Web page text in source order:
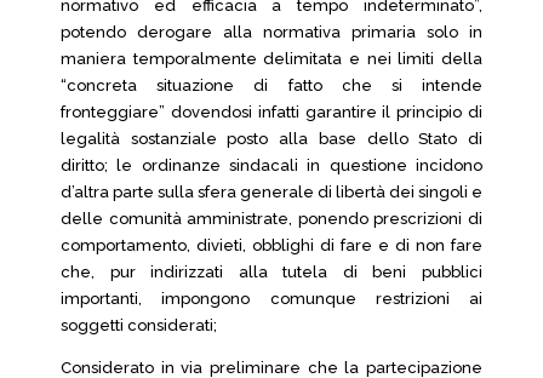
normativo ed efficacia a tempo indeterminato”,
potendo derogare alla normativa primaria solo in
maniera temporalmente delimitata e nei limiti della
“concreta situazione di fatto che si intende
fronteggiare” dovendosi infatti garantire il principio di
legalità sostanziale posto alla base dello Stato di
diritto; le ordinanze sindacali in questione incidono
d’altra parte sulla sfera generale di libertà dei singoli e
delle comunità amministrate, ponendo prescrizioni di
comportamento, divieti, obblighi di fare e di non fare
che, pur indirizzati alla tutela di beni pubblici
importanti, impongono comunque restrizioni ai
soggetti considerati;
Considerato in via preliminare che la partecipazione